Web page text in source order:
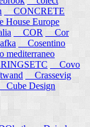
CONCRETE
House Europe
COR
Cor
Cosentino
mediterraneo
Covo
Crassevig
Cube Design